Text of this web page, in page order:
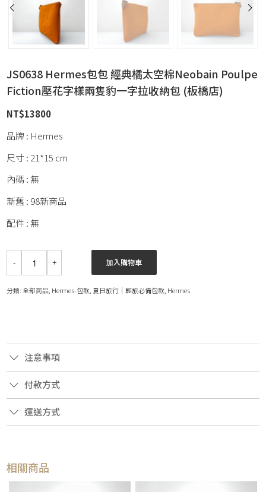
JS0638 Hermes包包 經典橘太空棉Neobain Poulpe
Fiction壓花字樣兩隻豹一字拉收納包 (板橋店)
NT$13800
品牌 : Hermes
尺寸 : 21*15 cm
內碼 : 無
新舊 : 98新商品
配件 : 無
加入購物車
分類:全部商品 Hermes-包款 夏日旅行│輕旅必備包款 Hermes
注意事項
付款方式
運送方式
相關商品